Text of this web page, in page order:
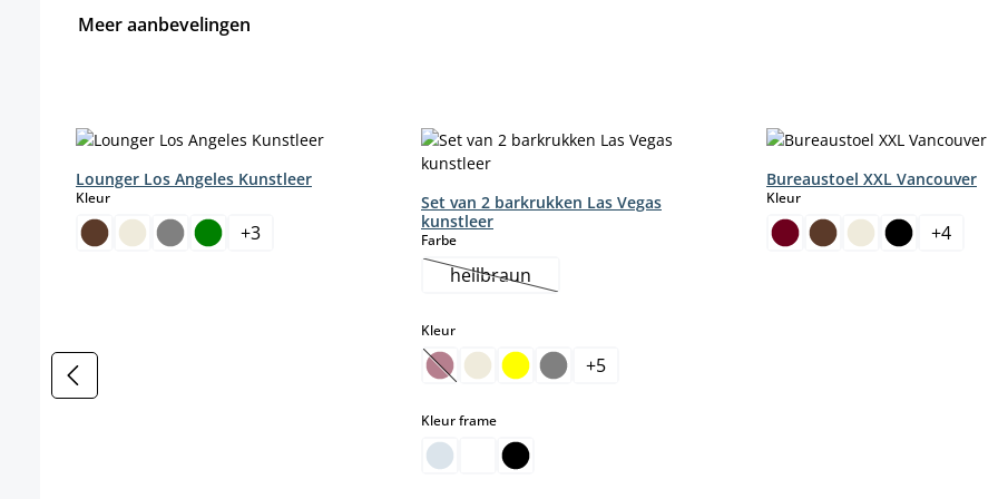
Meer aanbevelingen
Lounger Los Angeles Kunstleer
Kleurselect
+3
Set van 2 barkrukken Las Vegas
kunstleer
Farbeselect
hellbraun(Deze optie is momenteel niet beschikbaar.)
Kleurselect
(Deze optie is momenteel niet beschikbaar.)
+5
Kleur frameselect
Bureaustoel XXL Vancouver
Kleurselect
+4